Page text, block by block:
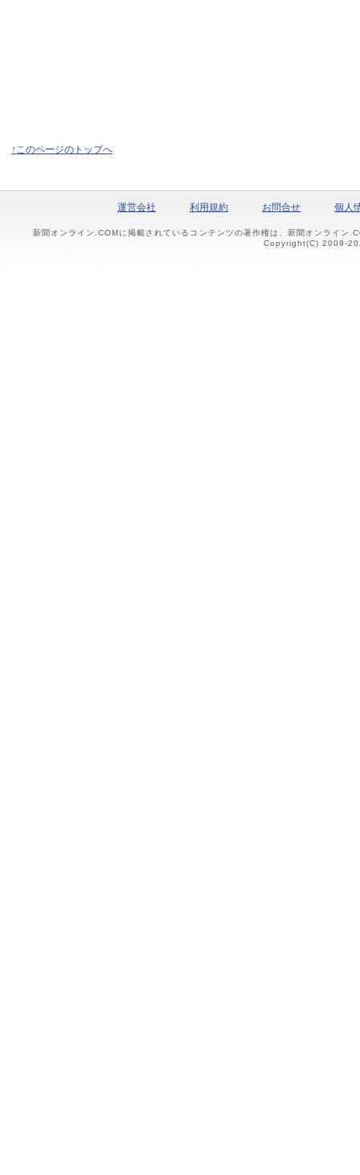
↑このページのトップへ
運営会社 利用規約 お問合せ 個人
新聞オンライン.COMに掲載されているコンテンツの著作権は、新聞オンライン
Copyright(C) 2009-